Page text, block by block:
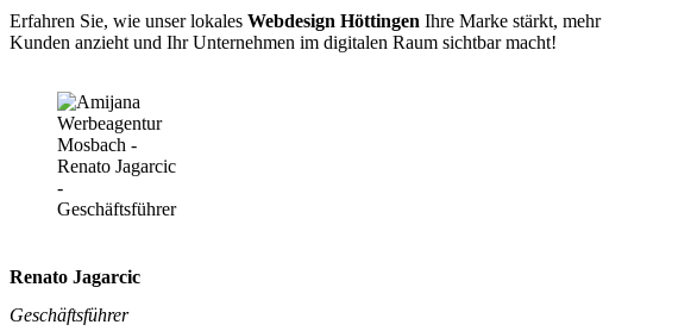
Erfahren Sie, wie unser lokales Webdesign Höttingen Ihre Marke stärkt, mehr
Kunden anzieht und Ihr Unternehmen im digitalen Raum sichtbar macht!
Renato Jagarcic
Geschäftsführer